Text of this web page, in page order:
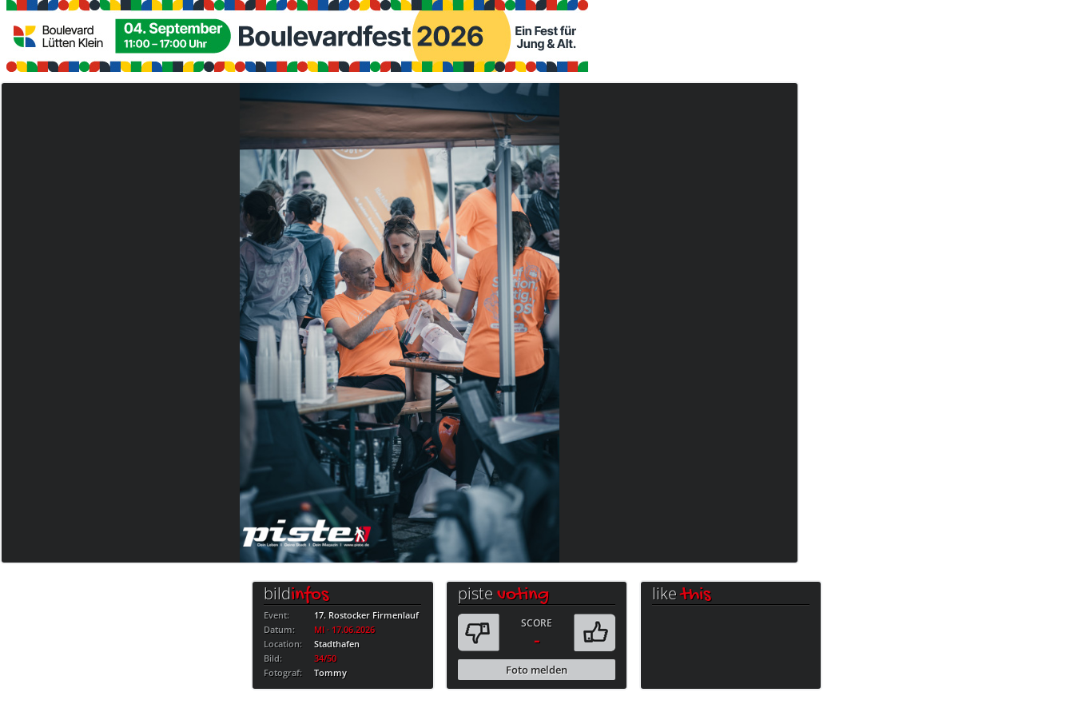
bildinfos
Event:
17. Rostocker Firmenlauf
Datum:
MI · 17.06.2026
Location:
Stadthafen
Bild:
34/50
Fotograf:
Tommy
pistevoting
SCORE
-
Foto melden
likethis